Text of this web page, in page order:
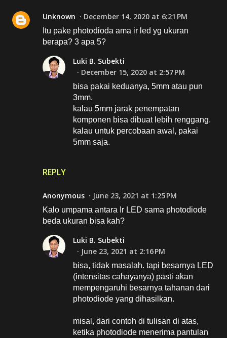
Unknown December 14, 2020 at 6:21 PM
Itu pake photodioda ama ir led yg ukuran
berapa? 3 apa 5?
REPLY
Luki B. Subekti
December 15, 2020 at 2:57 PM
bisa pakai keduanya, 5mm atau pun
3mm.
kalau 5mm jarak penempatan
komponen bisa dibuat lebih renggang.
kalau untuk percobaan awal, pakai
5mm saja.
Anonymous June 23, 2021 at 1:25 PM
Kalo umpama antara Ir LED sama photodiode
beda ukuran bisa kah?
Luki B. Subekti
June 23, 2021 at 2:16 PM
bisa, tidak masalah. tapi besarnya LED
(intensitas cahayanya) pasti akan
mempengaruhi besarnya tahanan dari
photodiode yang dihasilkan.
misal, dari contoh di tulisan di atas,
ketika photodiode menerima pantulan